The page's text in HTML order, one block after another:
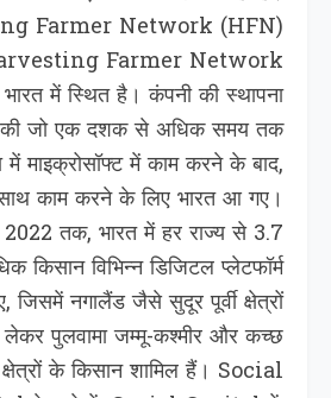
Farmer Network (HFN)
Farmer Network
में स्थित है। कंपनी की स्थापना
की जो एक दशक से अधिक समय तक
में माइक्रोसॉफ्ट में काम करने के बाद,
काम करने के लिए भारत आ गए।
तक, भारत में हर राज्‍य से 3.7
किसान विभिन्न डिजिटल प्लेटफॉर्म
नगालैंड जैसे सुदूर पूर्वी क्षेत्रों
पुलवामा जम्मू-कश्मीर और कच्छ
के किसान शामिल हैं। Social